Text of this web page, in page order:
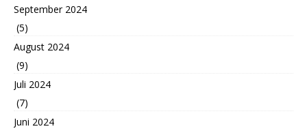
September 2024
(5)
August 2024
(9)
Juli 2024
(7)
Juni 2024